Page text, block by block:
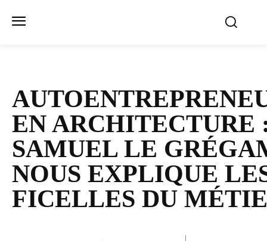
EN ARCHI­TEC­TURE
SAMUEL LE
NOUS EXPLIQUE
FICELLES DU